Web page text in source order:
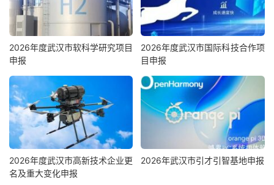
2026年度武汉市软科学研究项目
申报
2026年度武汉市国际科技合作项
目申报
2026年度武汉市高新技术企业更
名及重大变化申报
2026年武汉市引才引智基地申报